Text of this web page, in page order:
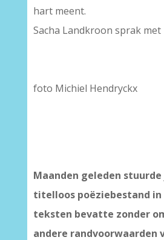
hart meent.
Sacha Landkroon sprak met
foto Michiel Hendryckx
Maanden geleden
titelloos poëziebestand
teksten bevatte zonder
andere randvoorwaarden